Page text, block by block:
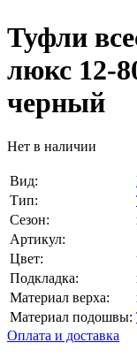
Туфли
люкс 12-
черный
Нет в наличии
Вид:
Тип:
Сезон:
Артикул:
Цвет:
Подкладка:
Материал верха:
Материал подошвы:
Оплата и доставка